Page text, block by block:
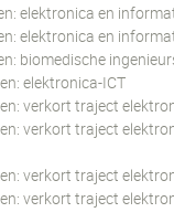
elektronica en
elektronica en
biomedische
elektronica-ICT
verkort traject
verkort traject
verkort traject
verkort traject